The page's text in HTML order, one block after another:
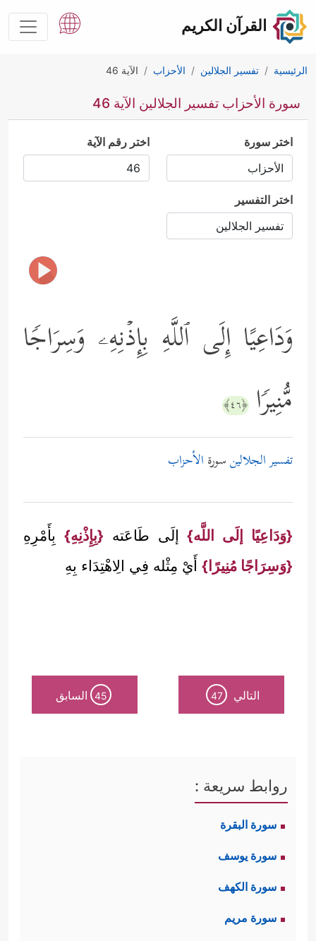
القرآن الكريم
الرئيسية تفسير الجلالين الأحزاب الآية 46
سورة الأحزاب تفسير الجلالين الآية 46
اختر سورة اختر رقم الآية
اختر التفسير
وَدَاعِیًا إِلَى ٱللَّهِ بِإِذۡنِهِۦ وَسِرَاجࣰا
مُّنِیرࣰا ﴿٤٦﴾
تفسير الجلالينسورة الأحزاب
{وَدَاعِيًا إلَى اللَّه}إلَى طَاعَته {بِإِذْنِهِ} بِأَمْرِهِ
{وَسِرَاجًا مُنِيرًا} أَيْ مِثْله فِي الِاهْتِدَاء بِهِ
التالي 47
45 السابق
روابط سريعة :
سورة البقرة
سورة يوسف
سورة الكهف
سورة مريم